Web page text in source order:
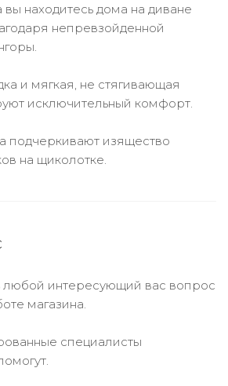
находитесь дома на диване
непревзойденной
и мягкая, не стягивающая
исключительный комфорт.
подчеркивают изящество
на щиколотке.
любой интересующий вас вопрос
магазина.
специалисты